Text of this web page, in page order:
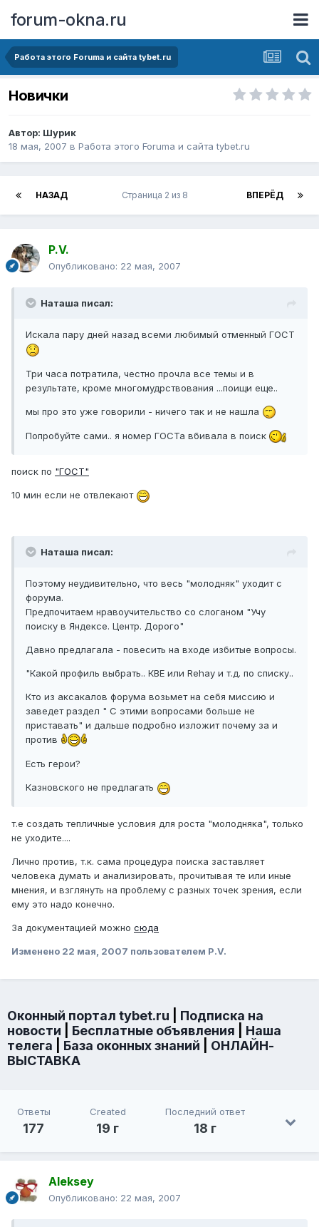
forum-okna.ru
Работа этого Forumа и сайта tybet.ru
Новички
Автор: Шурик
18 мая, 2007 в Работа этого Forumа и сайта tybet.ru
НАЗАД ВПЕРЁД
Страница 2 из 8
P.V.
Опубликовано: 22 мая, 2007
Наташа писал:
Искала пару дней назад всеми любимый отменный ГОСТ
Три часа потратила, честно прочла все темы и в
результате, кроме многомудрствования ...поищи еще..
мы про это уже говорили - ничего так и не нашла
Попробуйте сами.. я номер ГОСТа вбивала в поиск
поиск по "ГОСТ"
10 мин если не отвлекают
Наташа писал:
Поэтому неудивительно, что весь "молодняк" уходит с
форума.
Предпочитаем нравоучительство со слоганом "Учу
поиску в Яндексе. Центр. Дорого"
Давно предлагала - повесить на входе избитые вопросы.
"Какой профиль выбрать.. КВЕ или Rehay и т.д. по списку..
Кто из аксакалов форума возьмет на себя миссию и
заведет раздел " С этими вопросами больше не
приставать" и дальше подробно изложит почему за и
против
Есть герои?
Казновского не предлагать
т.е создать тепличные условия для роста "молодняка", только
не уходите....
Лично против, т.к. сама процедура поиска заставляет
человека думать и анализировать, прочитывая те или иные
мнения, и взглянуть на проблему с разных точек зрения, если
ему это надо конечно.
За документацией можно сюда
Изменено 22 мая, 2007 пользователем P.V.
Оконный портал tybet.ru
Подписка на
новости
Бесплатные объявления
Наша
телега
База оконных знаний
ОНЛАЙН-
ВЫСТАВКА
Ответы
177
Created
19 г
Последний ответ
18 г
Aleksey
Опубликовано: 22 мая, 2007